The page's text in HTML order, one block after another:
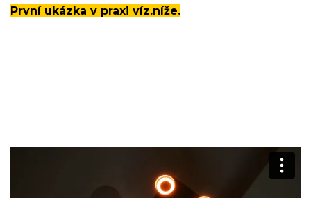
První ukázka v praxi víz.níže.